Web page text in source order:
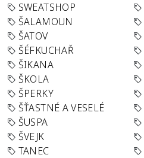
SWEATSHOP
ŠALAMOUN
ŠATOV
ŠÉFKUCHAŘ
ŠIKANA
ŠKOLA
ŠPERKY
ŠŤASTNÉ A VESELÉ
ŠUSPA
ŠVEJK
TANEC